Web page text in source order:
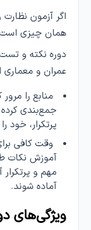
اگر آزمون
همان چیزی است
دوره نکته و
عمران و
منابع را
جمع‌بندی
پرتکرار، خود
وقت کافی
آموزش نکات
مهم و
آماده شوند.
ویژگی‌های